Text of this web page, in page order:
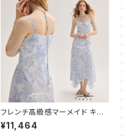
フレンチ高級感マーメイド キャ
ミワンピース フレア ロング
¥11,464